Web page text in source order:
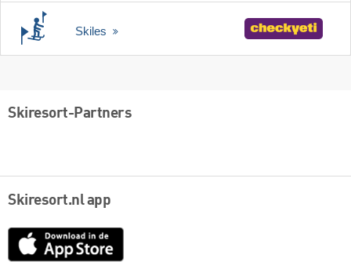
Skiles
Skiresort-Partners
Skiresort.nl app
App